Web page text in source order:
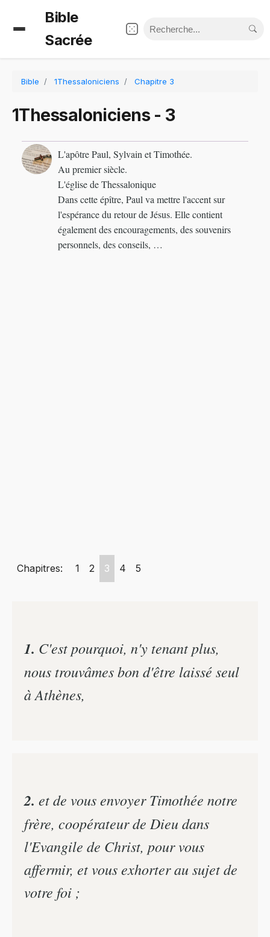
Bible
Sacrée
Bible 1Thessaloniciens Chapitre 3
1Thessaloniciens - 3
L'apôtre Paul, Sylvain et Timothée.
Au premier siècle.
L'église de Thessalonique
Dans cette épître, Paul va mettre l'accent sur
l'espérance du retour de Jésus. Elle contient
également des encouragements, des souvenirs
personnels, des conseils, …
Chapitres: 1 2 3 4 5
1. C'est pourquoi, n'y tenant plus,
nous trouvâmes bon d'être laissé seul
à Athènes,
2. et de vous envoyer Timothée notre
frère, coopérateur de Dieu dans
l'Evangile de Christ, pour vous
affermir, et vous exhorter au sujet de
votre foi ;